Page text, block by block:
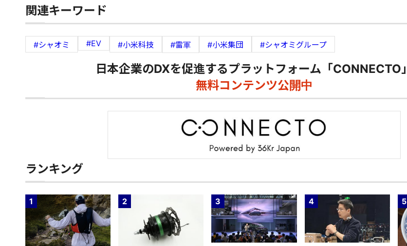
関連キーワード
#シャオミ #EV #小米科技 #雷軍 #小米集団 #シャオミグループ
日本企業のDXを促進するプラットフォーム「CONNECTO」
無料コンテンツ公開中
ランキング
1 2 3 4 5